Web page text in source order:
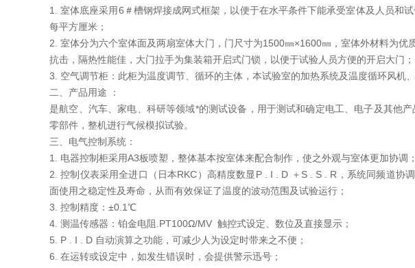
1. 室体底座采用6＃槽钢焊接成网式框架，以便于在水平条件下能承受室体及人员和
每平方厘米；
2. 室体分为六个室体面及两扇室体大门，门尺寸为1500㎜×1600㎜，室体外材料为
抗击，隔热性能佳，大门拉手为集装箱开启式门锁，以便于试验人员方便的开启大门；
3. 空气调节柜：此柜为温度调节、循环的主体，本试验室的加热系统及温度循环风机
二、产品用途 ：
是航空、汽车、家电、科研等领域*的测试设备，用于测试和确定电工、电子及其他
零部件，整机进行气候模拟试验。
三、电气控制系统：
1. 电器控制柜采用A3板喷塑，整体基本按室体来配合制作，使之外观与室体更加协调；
2. 控制仪表采用全进口（日本RKC）高精度数显P . I . D ＋S . S . R，系统同频道协
面使用之稳定性及寿命，从而有效保证了温度的波动范围及试验运行；
3. 控制精度：±0.1℃
4. 测温传感器：铂金电阻.PT100Ω/MV 触控式设定、数位及直接显示；
5. P . I . D 自动演算之功能，可减少人为设定时带来之不便；
6. 在运转或设定中，如发生错误时，会提供警示迅号；